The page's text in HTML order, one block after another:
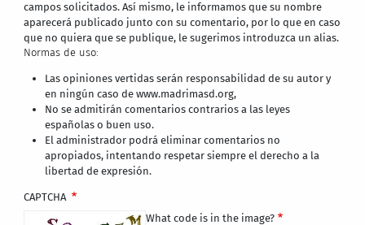
campos solicitados. Así mismo, le informamos que su nombre
aparecerá publicado junto con su comentario, por lo que en caso
que no quiera que se publique, le sugerimos introduzca un alias.
Normas de uso:
Las opiniones vertidas serán responsabilidad de su autor y
en ningún caso de www.madrimasd.org,
No se admitirán comentarios contrarios a las leyes
españolas o buen uso.
El administrador podrá eliminar comentarios no
apropiados, intentando respetar siempre el derecho a la
libertad de expresión.
CAPTCHA
What code is in the image?